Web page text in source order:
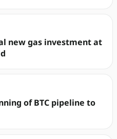
new gas investment at
of BTC pipeline to